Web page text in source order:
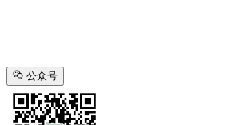
公众号